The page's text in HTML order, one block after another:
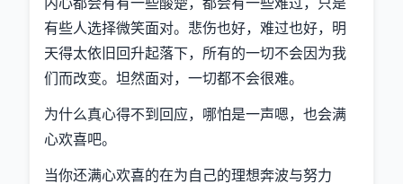
内心都会有有一些酸楚，都会有一些难过，只是
有些人选择微笑面对。悲伤也好，难过也好，明
天得太依旧回升起落下，所有的一切不会因为我
们而改变。坦然面对，一切都不会很难。
为什么真心得不到回应，哪怕是一声嗯，也会满
心欢喜吧。
当你还满心欢喜的在为自己的理想奔波与努力